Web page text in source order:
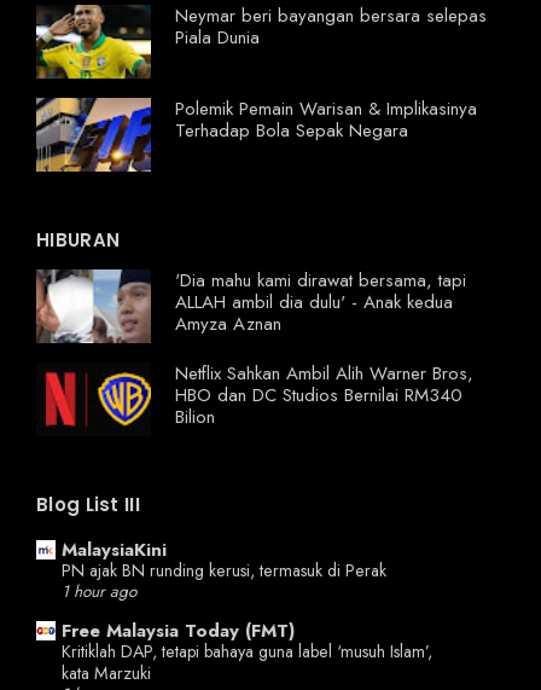
Neymar beri bayangan bersara selepas
Piala Dunia
Polemik Pemain Warisan & Implikasinya
Terhadap Bola Sepak Negara
HIBURAN
'Dia mahu kami dirawat bersama, tapi
ALLAH ambil dia dulu' - Anak kedua
Amyza Aznan
Netflix Sahkan Ambil Alih Warner Bros,
HBO dan DC Studios Bernilai RM340
Bilion
Blog List III
MalaysiaKini
PN ajak BN runding kerusi, termasuk di Perak
1 hour ago
Free Malaysia Today (FMT)
Kritiklah DAP, tetapi bahaya guna label ‘musuh Islam’,
kata Marzuki